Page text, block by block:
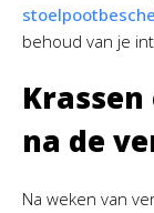
behoud van je
na de
Na weken van